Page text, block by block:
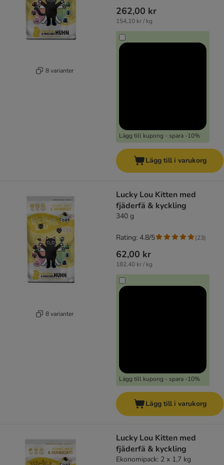
8 varianter
262,00 kr
154,10 kr / kg
Lägg till kupong - spara -10%
Lägg till i varukorg
8 varianter
Lucky Lou Kitten med
fjäderfä & kyckling
340 g
62,00 kr
182,40 kr / kg
Lägg till kupong - spara -10%
Rating: 4.8/5 (23)
Lägg till i varukorg
Lucky Lou Kitten med
fjäderfä & kyckling
Ekonomipack: 2 x 1,7 kg